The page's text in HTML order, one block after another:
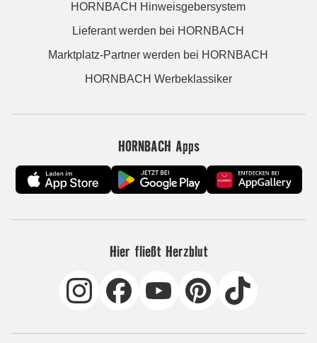
HORNBACH Hinweisgebersystem
Lieferant werden bei HORNBACH
Marktplatz-Partner werden bei HORNBACH
HORNBACH Werbeklassiker
HORNBACH Apps
Hier fließt Herzblut